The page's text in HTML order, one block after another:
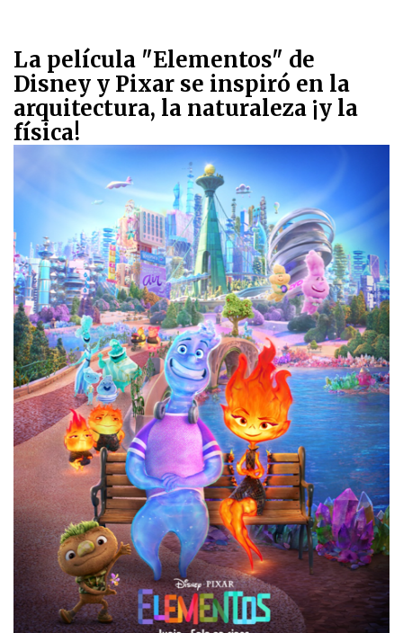
La película "Elementos" de
Disney y Pixar se inspiró en la
arquitectura, la naturaleza ¡y la
física!